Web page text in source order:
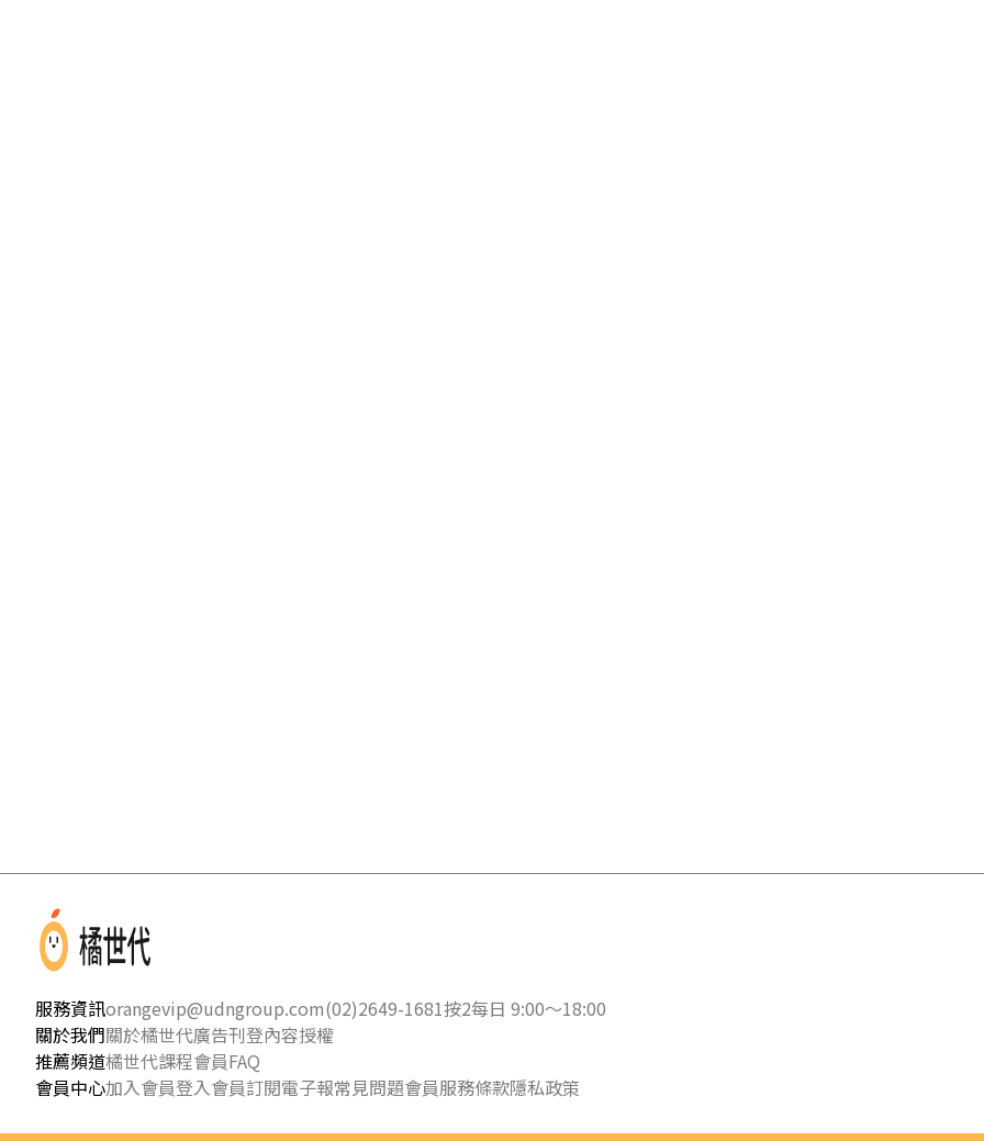
服務資訊orangevip@udngroup.com(02)2649-1681按2每日 9:00～18:00
關於我們關於橘世代廣告刊登內容授權
推薦頻道橘世代課程會員FAQ
會員中心加入會員登入會員訂閱電子報常見問題會員服務條款隱私政策